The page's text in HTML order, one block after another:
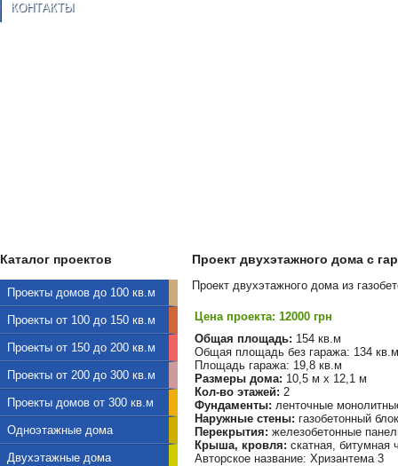
КОНТАКТЫ
Каталог проектов
Проекты домов до 100 кв.м
Проекты от 100 до 150 кв.м
Проекты от 150 до 200 кв.м
Проекты от 200 до 300 кв.м
Проекты домов от 300 кв.м
Одноэтажные дома
Двухэтажные дома
Проект двухэтажного дома с
Проект двухэтажного дома из
Цена проекта: 12000 грн
Общая площадь: 154 кв.м
Общая площадь без гаража: 134 кв.м
Площадь гаража: 19,8 кв.м
Размеры дома: 10,5 м х 12,1 м
Кол-во этажей: 2
Фундаменты: ленточные
Наружные стены: газобетонный блок
Перекрытия: железобетонные
Крыша, кровля: скатная, битумная
Авторское название: Хризантема 3